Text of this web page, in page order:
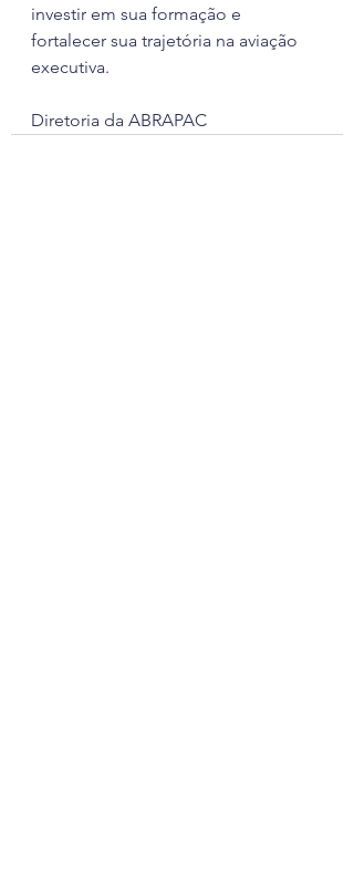
investir em sua formação e
fortalecer sua trajetória na aviação
executiva.
Diretoria da ABRAPAC